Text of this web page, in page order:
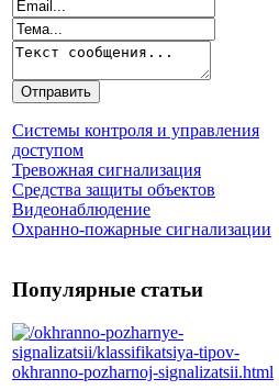
Системы контроля и управления
доступом
Тревожная сигнализация
Средства защиты объектов
Видеонаблюдение
Охранно-пожарные сигнализации
Популярные статьи